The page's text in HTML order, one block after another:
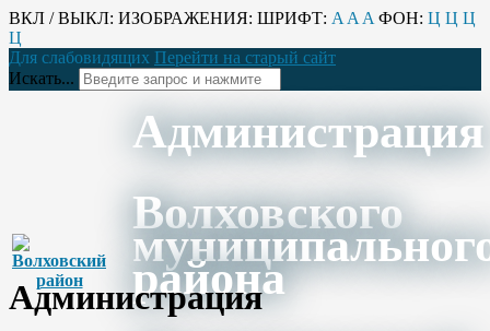
ВКЛ / ВЫКЛ: ИЗОБРАЖЕНИЯ: ШРИФТ: A A A ФОН: Ц Ц Ц
Ц
Для слабовидящих Перейти на старый сайт
Искать...
Администрация
Волховского
района
Администрация